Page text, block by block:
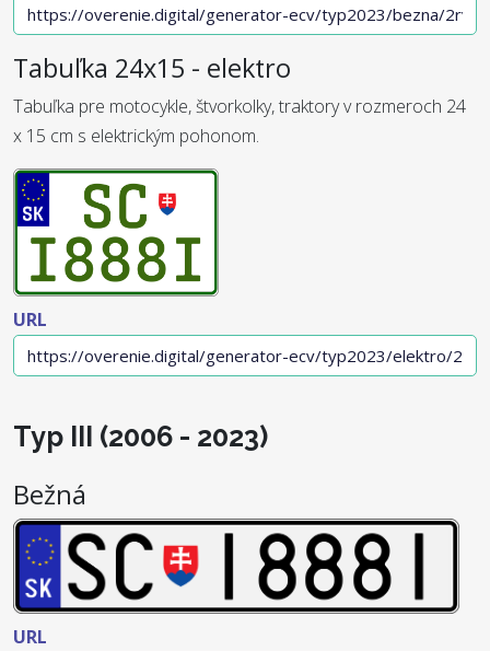
Tabuľka 24x15 - elektro
Tabuľka pre motocykle, štvorkolky, traktory v rozmeroch 24
x 15 cm s elektrickým pohonom.
URL
Typ III (2006 - 2023)
Bežná
URL